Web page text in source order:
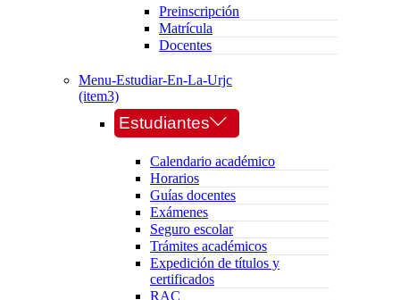
Preinscripción
Matrícula
Docentes
Menu-Estudiar-En-La-Urjc
(item3)
Estudiantes
Calendario académico
Horarios
Guías docentes
Exámenes
Seguro escolar
Trámites académicos
Expedición de títulos y
certificados
RAC